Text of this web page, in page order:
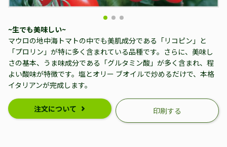
~生でも美味しい~
マウロの地中海トマトの中でも美肌成分である「リコピン」と
「プロリン」が特に多く含まれている品種です。 さらに、美味し
さの基本、うま味成分である「グルタミン酸」が多く含まれ、程
よい酸味が特徴です。 塩とオリー ブオイルで炒めるだけで、本格
イタリアンが完成します。
注文について 印刷する